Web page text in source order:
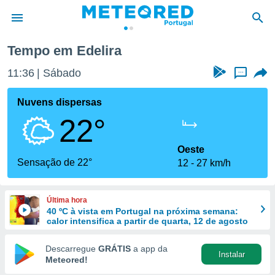
da
foi
fornecidas
a este
das
e
forma
digital
Tempo em Edelira
11:36 Sábado ...
Nuvens dispersas
22°
Sensação de 22°
Oeste
12
27 km/h
Última hora
40 ºC à vista em Portugal na próxima semana:
calor intensifica a partir de quarta, 12 de agosto
Descarregue GRÁTIS a app da
Meteored!
Instalar